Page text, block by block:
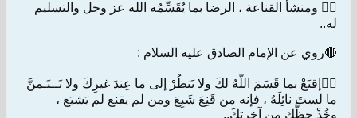
👈🏻 ومنشأ القناعة ، الرضا بما يُقَسِّمُه الله عز وجل والتسليم
له..
🔴روي عن الإمام الصادق عليه السلام :
☝🏻إقنَعْ بما قَسَمَ اللّهُ لكَ ولا تَنظُرْ إلى ما عِندَ غيرِكَ ولا تَــتَـمنَّ
ما لستَ نائِلَهُ ، فإنه من قَنِعَ شَبِعَ ومن لم يقنع لم يَشبَع ،
وخُذْ حظَّك من آخِرتكَ..